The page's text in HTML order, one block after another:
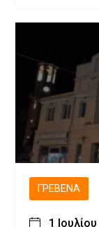
ΓΡΕΒΕΝΆ
1